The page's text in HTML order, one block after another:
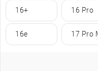
16+ 16 Pro
16e 17 Pro